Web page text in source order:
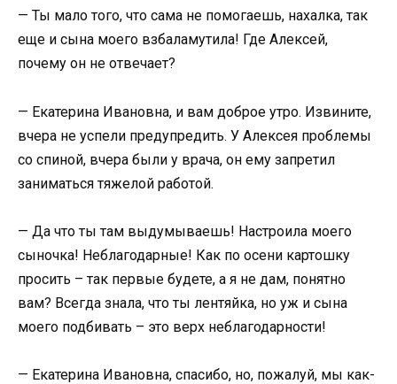
— Ты мало того, что сама не помогаешь, нахалка, так
еще и сына моего взбаламутила! Где Алексей,
почему он не отвечает?
— Екатерина Ивановна, и вам доброе утро. Извините,
вчера не успели предупредить. У Алексея проблемы
со спиной, вчера были у врача, он ему запретил
заниматься тяжелой работой.
— Да что ты там выдумываешь! Настроила моего
сыночка! Неблагодарные! Как по осени картошку
просить – так первые будете, а я не дам, понятно
вам? Всегда знала, что ты лентяйка, но уж и сына
моего подбивать – это верх неблагодарности!
— Екатерина Ивановна, спасибо, но, пожалуй, мы как-